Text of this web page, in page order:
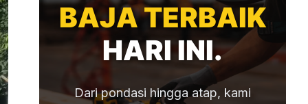
BAJA TERBAIK
HARI INI.
Dari pondasi hingga atap, kami